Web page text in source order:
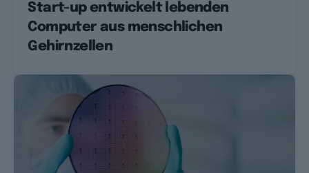
Start-up entwickelt lebenden
Computer aus menschlichen
Gehirnzellen